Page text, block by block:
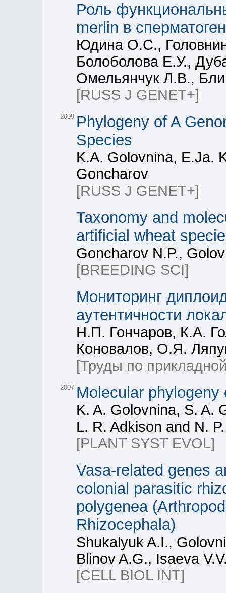
Роль
merlin в
Юдина О.С.,
Болоболова Е.У.,
Омельянчук Л.В.,
[RUSS J GENET+]
2009 Phylogeny of A
Species
K.A. Golovnina, E.Ja.
Goncharov
[RUSS J GENET+]
Taxonomy and
artificial wheat
Goncharov N.P.,
[BREEDING SCI]
Мониторинг
аутентичности
Н.П. Гончаров, К.А.
Коновалов, О.Я.
[Труды по
2007 Molecular
K. A. Golovnina, S. A.
L. R. Adkison and N.
[PLANT SYST EVOL]
Vasa-related genes
colonial parasitic
polygenea
Rhizocephala)
Shukalyuk A.I.,
Blinov A.G., Isaeva
[CELL BIOL INT]